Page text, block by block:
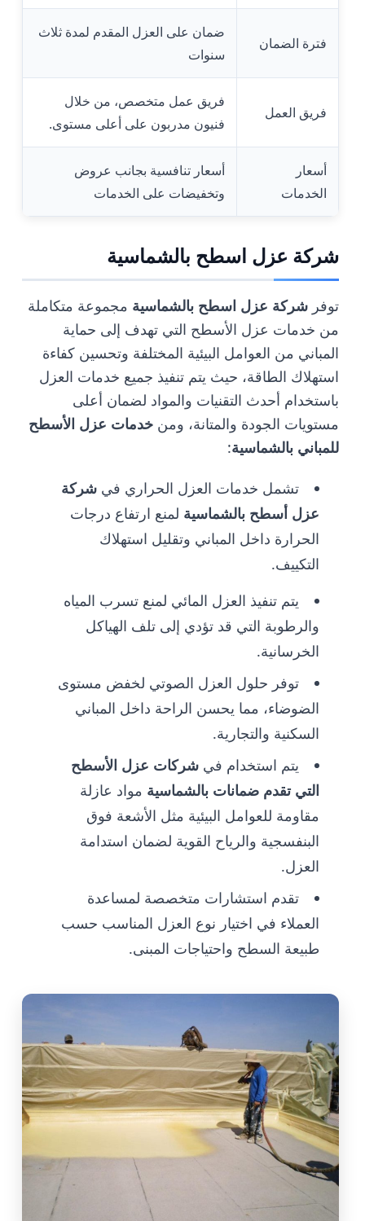
فترة الضمان
ضمان على العزل المقدم لمدة ثلاث
سنوات
فريق العمل
فريق عمل متخصص، من خلال
فنيون مدربون على أعلى مستوى.
أسعار
الخدمات
أسعار تنافسية بجانب عروض
وتخفيضات على الخدمات
شركة عزل اسطح بالشماسية
توفر شركة عزل اسطح بالشماسية مجموعة متكاملة
من خدمات عزل الأسطح التي تهدف إلى حماية
المباني من العوامل البيئية المختلفة وتحسين كفاءة
استهلاك الطاقة، حيث يتم تنفيذ جميع خدمات العزل
باستخدام أحدث التقنيات والمواد لضمان أعلى
مستويات الجودة والمتانة، ومن خدمات عزل الأسطح
للمباني بالشماسية:
تشمل خدمات العزل الحراري في شركة
عزل أسطح بالشماسية لمنع ارتفاع درجات
الحرارة داخل المباني وتقليل استهلاك
التكييف.
يتم تنفيذ العزل المائي لمنع تسرب المياه
والرطوبة التي قد تؤدي إلى تلف الهياكل
الخرسانية.
توفر حلول العزل الصوتي لخفض مستوى
الضوضاء، مما يحسن الراحة داخل المباني
السكنية والتجارية.
يتم استخدام في شركات عزل الأسطح
التي تقدم ضمانات بالشماسية مواد عازلة
مقاومة للعوامل البيئية مثل الأشعة فوق
البنفسجية والرياح القوية لضمان استدامة
العزل.
تقدم استشارات متخصصة لمساعدة
العملاء في اختيار نوع العزل المناسب حسب
طبيعة السطح واحتياجات المبنى.